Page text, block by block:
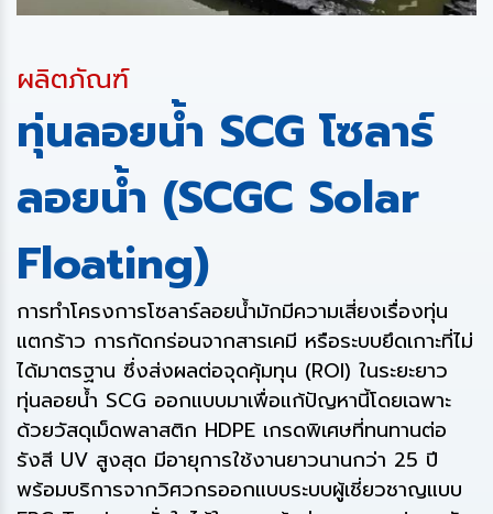
ผลิตภัณฑ์
ทุ่นลอยน้ำ SCG โซลาร์
ลอยน้ำ (SCGC Solar
Floating)
การทำโครงการโซลาร์ลอยน้ำมักมีความเสี่ยงเรื่องทุ่น
แตกร้าว การกัดกร่อนจากสารเคมี หรือระบบยึดเกาะที่ไม่
ได้มาตรฐาน ซึ่งส่งผลต่อจุดคุ้มทุน (ROI) ในระยะยาว
ทุ่นลอยน้ำ SCG ออกแบบมาเพื่อแก้ปัญหานี้โดยเฉพาะ
ด้วยวัสดุเม็ดพลาสติก HDPE เกรดพิเศษที่ทนทานต่อ
รังสี UV สูงสุด มีอายุการใช้งานยาวนานกว่า 25 ปี
พร้อมบริการจากวิศวกรออกแบบระบบผู้เชี่ยวชาญแบบ